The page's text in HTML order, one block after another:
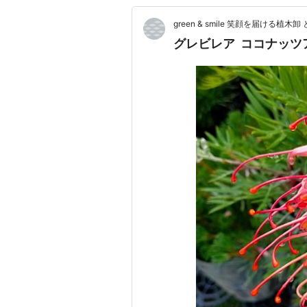
green & smile 笑顔を届ける植木卸
グレビレア ココナッツ